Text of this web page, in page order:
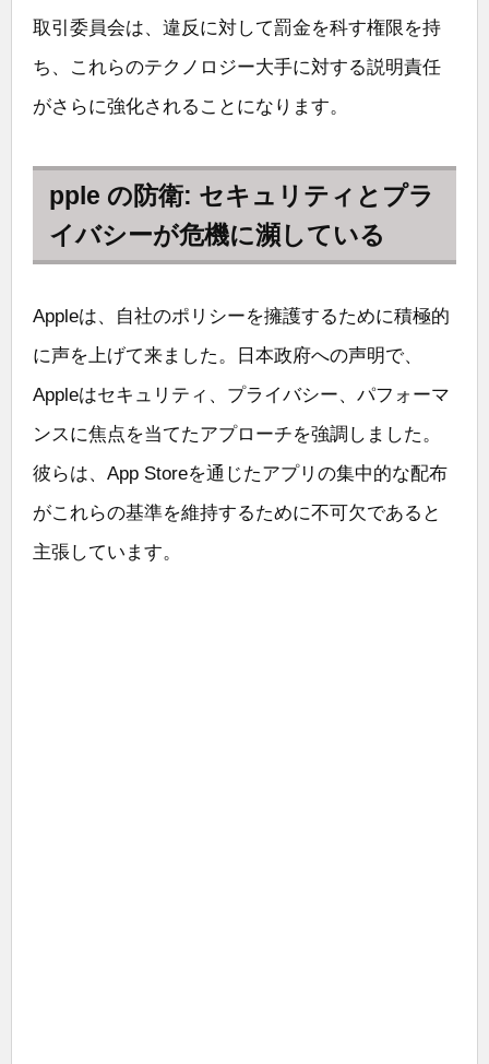
取引委員会は、違反に対して罰金を科す権限を持
ち、これらのテクノロジー大手に対する説明責任
がさらに強化されることになります。
pple の防衛: セキュリティとプラ
イバシーが危機に瀕している
Appleは、自社のポリシーを擁護するために積極的
に声を上げて来ました。日本政府への声明で、
Appleはセキュリティ、プライバシー、パフォーマ
ンスに焦点を当てたアプローチを強調しました。
彼らは、App Storeを通じたアプリの集中的な配布
がこれらの基準を維持するために不可欠であると
主張しています。